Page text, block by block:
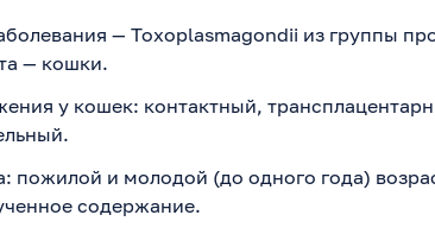
— Toxoplasmagondii из группы
— кошки.
у кошек: контактный,
пожилой и молодой (до одного года)
содержание.